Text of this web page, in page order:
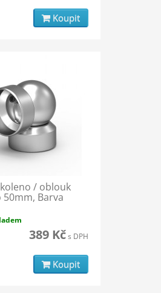
Koupit
/ oblouk
Barva
389 Kčs DPH
Koupit